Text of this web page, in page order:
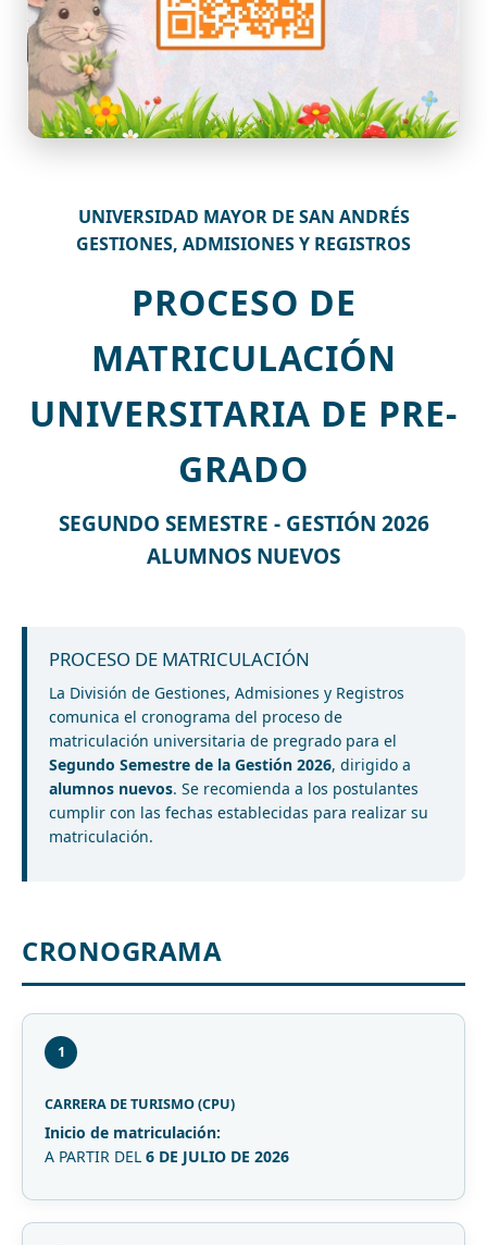
UNIVERSIDAD MAYOR DE SAN ANDRÉS
GESTIONES, ADMISIONES Y REGISTROS
PROCESO DE
MATRICULACIÓN
UNIVERSITARIA DE PRE-
GRADO
SEGUNDO SEMESTRE - GESTIÓN 2026
ALUMNOS NUEVOS
PROCESO DE MATRICULACIÓN
La División de Gestiones, Admisiones y Registros
comunica el cronograma del proceso de
matriculación universitaria de pregrado para el
Segundo Semestre de la Gestión 2026, dirigido a
alumnos nuevos. Se recomienda a los postulantes
cumplir con las fechas establecidas para realizar su
matriculación.
CRONOGRAMA
1
CARRERA DE TURISMO (CPU)
Inicio de matriculación:
A PARTIR DEL 6 DE JULIO DE 2026